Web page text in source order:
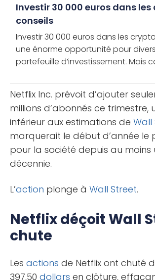
Investir 30 000 euros dans les
conseils
Investir 30 000 euros dans les
une énorme opportunité pour
portefeuille d’investissement. Mais
Netflix Inc. prévoit d’ajouter
millions d’abonnés ce trimestre,
inférieur aux estimations de Wall
marquerait le début d’année le
pour la société depuis au moins
décennie.
L’action plonge à Wall Street.
Netflix déçoit Wall
chute
Les actions de Netflix ont chuté
397,50 dollars en clôture,